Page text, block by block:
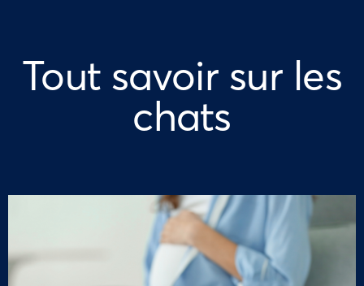
Tout savoir sur les
chats